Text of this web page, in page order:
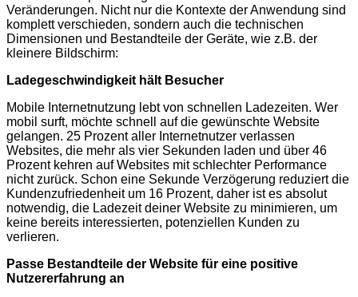
Veränderungen. Nicht nur die Kontexte der Anwendung sind
komplett verschieden, sondern auch die technischen
Dimensionen und Bestandteile der Geräte, wie z.B. der
kleinere Bildschirm:
Ladegeschwindigkeit hält Besucher
Mobile Internetnutzung lebt von schnellen Ladezeiten. Wer
mobil surft, möchte schnell auf die gewünschte Website
gelangen. 25 Prozent aller Internetnutzer verlassen
Websites, die mehr als vier Sekunden laden und über 46
Prozent kehren auf Websites mit schlechter Performance
nicht zurück. Schon eine Sekunde Verzögerung reduziert die
Kundenzufriedenheit um 16 Prozent, daher ist es absolut
notwendig, die Ladezeit deiner Website zu minimieren, um
keine bereits interessierten, potenziellen Kunden zu
verlieren.
Passe Bestandteile der Website für eine positive
Nutzererfahrung an